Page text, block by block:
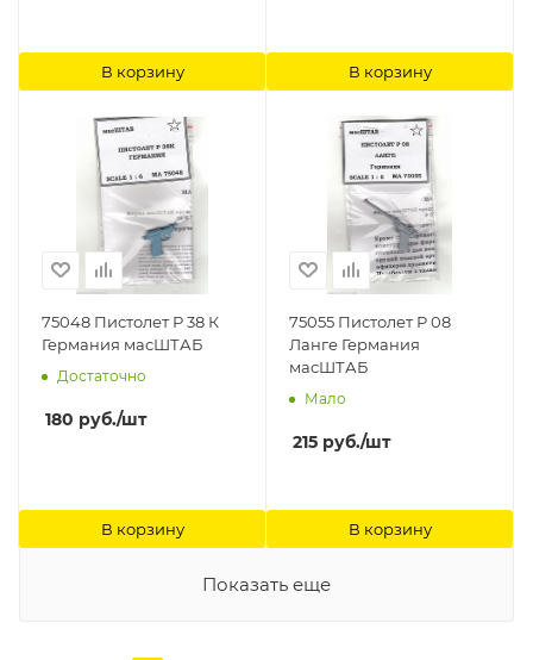
В корзину В корзину
75048 Пистолет Р 38 К
Германия масШТАБ
Достаточно
180 руб./шт
В корзину
75055 Пистолет Р 08
Ланге Германия
масШТАБ
Мало
215 руб./шт
В корзину
Показать еще